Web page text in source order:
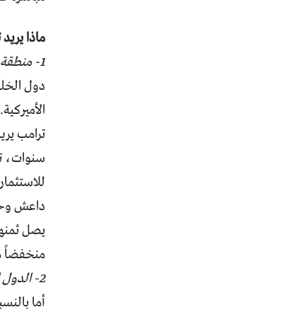
ماذا
1- منطقة الخليج
الأميركية.
سنوات،
داعش
يصل
منخفضاً
2- الدول الصناعية
أما